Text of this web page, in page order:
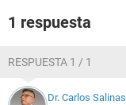
1 respuesta
RESPUESTA 1 / 1
Dr. Carlos Salinas